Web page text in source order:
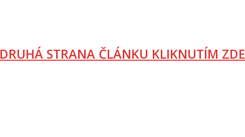
DRUHÁ STRANA ČLÁNKU KLIKNUTÍM ZDE